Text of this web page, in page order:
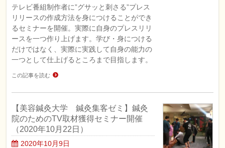
テレビ番組制作者に”グサッと刺さる”プレス
リリースの作成方法を身につけることができ
るセミナーを開催。実際に自身のプレスリリ
ースを一つ作り上げます。学び・身につける
だけではなく、実際に実践して自身の能力の
一つとして仕上げるところまで目指します。
この記事を読む
【美容鍼灸大学 鍼灸集客ゼミ】鍼灸
院のためのTV取材獲得セミナー開催
（2020年10月22日）
2020年10月9日